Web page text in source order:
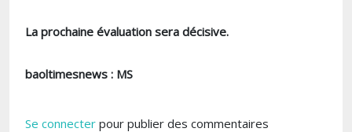
La prochaine évaluation sera décisive.
baoltimesnews : MS
Se connecter pour publier des commentaires